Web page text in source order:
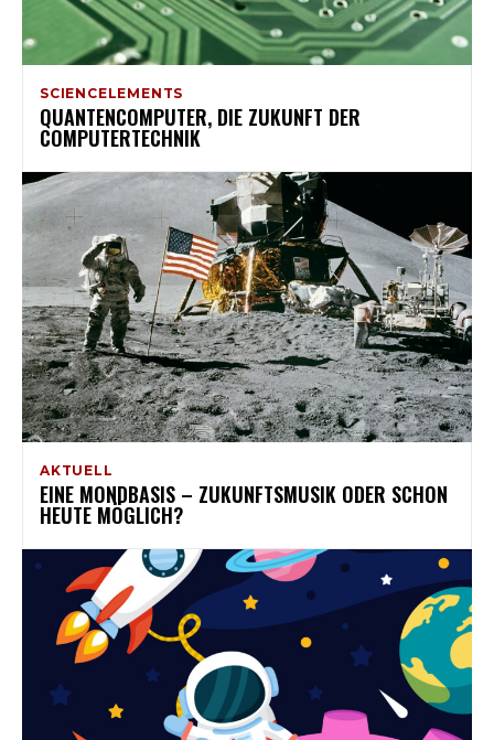
SCIENCELEMENTS
QUANTENCOMPUTER, DIE ZUKUNFT DER
COMPUTERTECHNIK
AKTUELL
EINE MONDBASIS – ZUKUNFTSMUSIK ODER SCHON
HEUTE MÖGLICH?